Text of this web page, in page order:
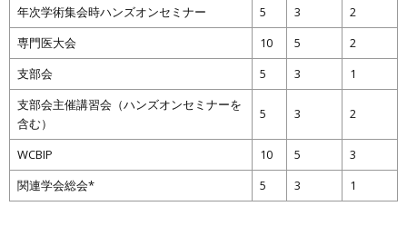
年次学術集会時ハンズオンセミナー
5 3
2
専門医大会
10 5
2
支部会
5 3
1
支部会主催講習会（ハンズオンセミナーを
含む）
5 3 2
WCBIP 10 5
3
関連学会総会*
5 3 1